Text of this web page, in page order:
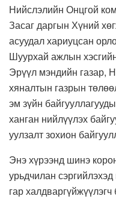
Нийслэлийн Онцгой
Засаг даргын Хүний
асуудал хариуцсан
Шуурхай ажлын
Эрүүл мэндийн газар,
хяналтын газрын
эм зүйн
ханган нийлүүлэх
уулзалт зохион
Энэ хүрээнд шинэ
урьдчилан
гар